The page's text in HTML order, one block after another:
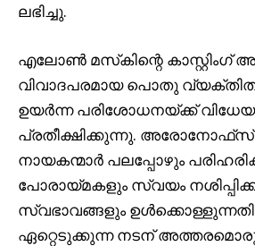
ലഭിച്ചു.
എലോൺ മസ്‌കിന്റെ കാസ്റ്റിംഗ്
വിവാദപരമായ പൊതു
ഉയർന്ന പരിശോധനയ്ക്ക്
പ്രതീക്ഷിക്കുന്നു.
നായകന്മാർ പലപ്പോഴും
പോരായ്മകളും സ്വയം
സ്വഭാവങ്ങളും
ഏറ്റെടുക്കുന്ന നടന്